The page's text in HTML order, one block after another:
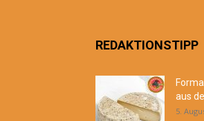
REDAKTIONSTIPP
aus
5.